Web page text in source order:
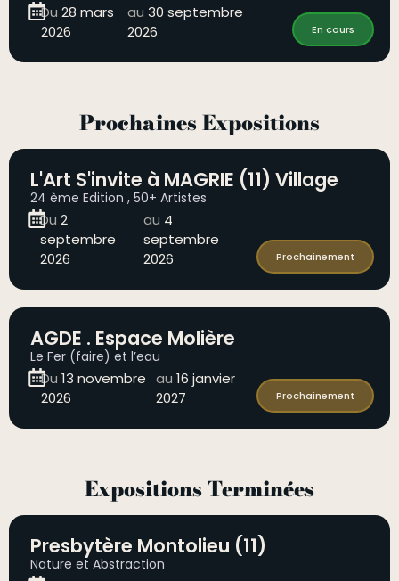
Du28 mars
2026
au30 septembre
2026
En cours
Prochaines Expositions
L'Art S'invite à MAGRIE (11) Village
24 ème Edition , 50+ Artistes
Du2
septembre
2026
au 4
septembre
2026
Prochainement
AGDE . Espace Molière
Le Fer (faire) et l’eau
Du13 novembre
2026
au 16 janvier
2027
Prochainement
Expositions Terminées
Presbytère Montolieu (11)
Nature et Abstraction